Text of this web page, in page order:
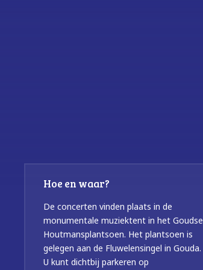
Hoe en waar?
De concerten vinden plaats in de
monumentale muziektent in het Goudse
Houtmansplantsoen. Het plantsoen is
gelegen aan de Fluwelensingel in Gouda.
U kunt dichtbij parkeren op